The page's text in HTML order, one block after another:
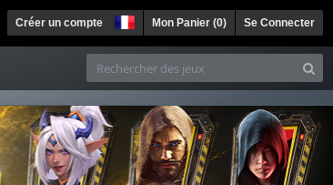
Créer un compte Mon Panier (0) Se Connecter